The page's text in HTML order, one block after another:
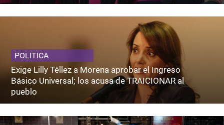
POLITICA
Exige Lilly Téllez a Morena aprobar el Ingreso
Básico Universal; los acusa de TRAICIONAR al
pueblo